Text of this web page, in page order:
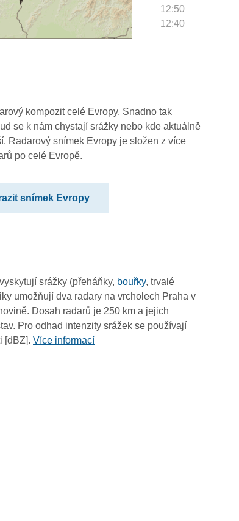
12:50
12:40
11:40
11:30
11:20
09:40
09:30
09:20
09:10
kompozit celé Evropy. Snadno tak
se k nám chystají srážky nebo kde aktuálně
Radarový snímek Evropy je složen z více
po celé Evropě.
snímek Evropy
srážky (přeháňky, bouřky, trvalé
umožňují dva radary na vrcholech Praha v
Dosah radarů je 250 km a jejich
Pro odhad intenzity srážek se používají
[dBZ].Více informací